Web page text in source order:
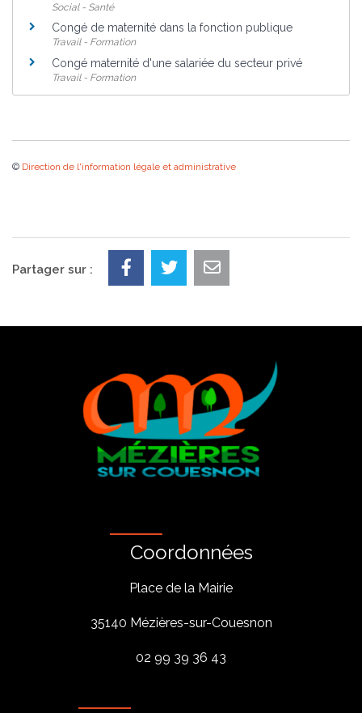
Social - Santé
Congé de maternité dans la fonction publique
Travail - Formation
Congé maternité d'une salariée du secteur privé
Travail - Formation
© Direction de l'information légale et administrative
Partager sur :
Coordonnées
Place de la Mairie
35140 Mézières-sur-Couesnon
02 99 39 36 43